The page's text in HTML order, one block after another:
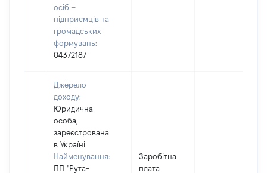
осіб –
підприємців та
громадських
формувань:
04372187
Джерело
доходу:
Юридична
особа,
зареєстрована
в Україні
Найменування:
ПП "Рута-
Заробітна
плата